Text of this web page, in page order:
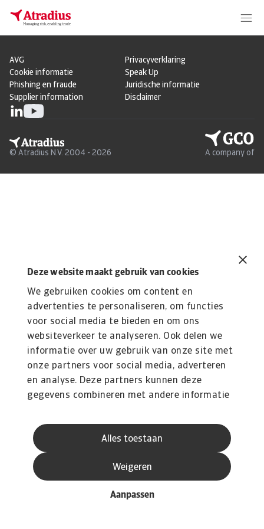
Deze website maakt gebruik van cookies
We gebruiken cookies om content en
advertenties te personaliseren, om functies
voor social media te bieden en om ons
websiteverkeer te analyseren. Ook delen we
informatie over uw gebruik van onze site met
onze partners voor social media, adverteren
en analyse. Deze partners kunnen deze
gegevens combineren met andere informatie
verzameld op basis van uw gebruik van hun
services.
Alles toestaan
Aanpassen
Weigeren
AVG
Privacyverklaring
Cookie informatie
Speak Up
Phishing en fraude
Juridische informatie
Supplier information
Disclaimer
© Atradius N.V. 2004 - 2026 A company of